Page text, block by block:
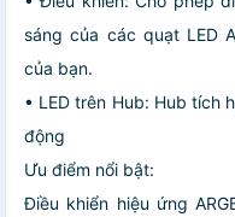
sáng của các quạt LED
của bạn.
• LED trên Hub: Hub tích
động
Ưu điểm nổi bật:
Điều khiển hiệu ứng